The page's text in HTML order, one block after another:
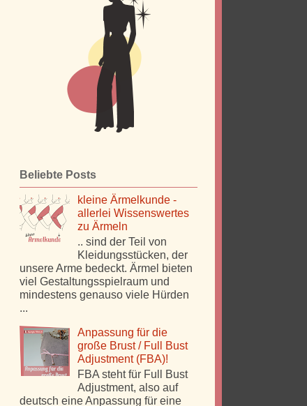
Beliebte Posts
kleine Ärmelkunde -
allerlei Wissenswertes
zu Ärmeln
.. sind der Teil von
Kleidungsstücken, der
unsere Arme bedeckt. Ärmel bieten
viel Gestaltungsspielraum und
mindestens genauso viele Hürden
...
Anpassung für die
große Brust / Full Bust
Adjustment (FBA)!
FBA steht für Full Bust
Adjustment, also auf
deutsch eine Anpassung für eine